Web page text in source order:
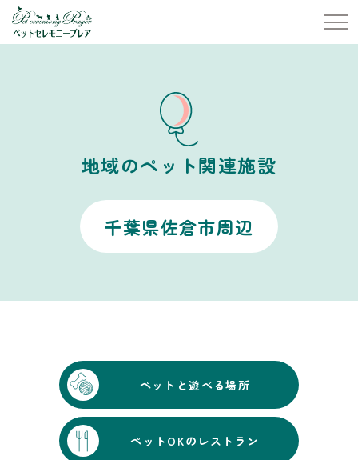
地域のペット関連施設
千葉県佐倉市周辺
ペットと遊べる場所
ペットOKのレストラン